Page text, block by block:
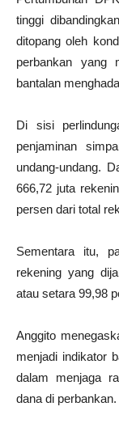
tinggi
ditopang oleh
perbankan yang
bantalan
Di sisi
penjaminan
undang-undang.
666,72 juta
persen dari total
Sementara itu,
rekening yang
atau setara 99,98
Anggito
menjadi indikator
dalam menjaga
dana di perbankan.